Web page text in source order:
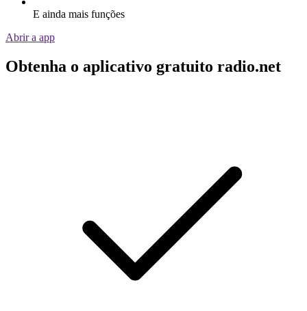
E ainda mais funções
Abrir a app
Obtenha o aplicativo gratuito radio.net